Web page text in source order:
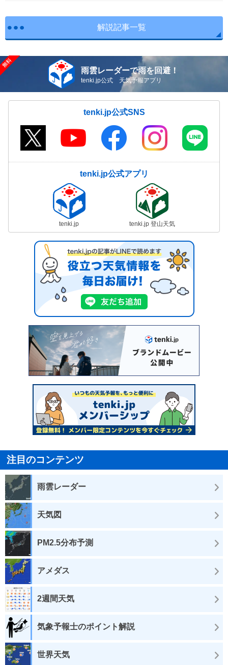
解説記事一覧
雨雲レーダーで雨を回避！
tenki.jp公式 天気予報アプリ
tenki.jp公式SNS
tenki.jp公式アプリ
tenki.jp tenki.jp 登山天気
注目のコンテンツ
雨雲レーダー
天気図
PM2.5分布予測
アメダス
2週間天気
気象予報士のポイント解説
世界天気